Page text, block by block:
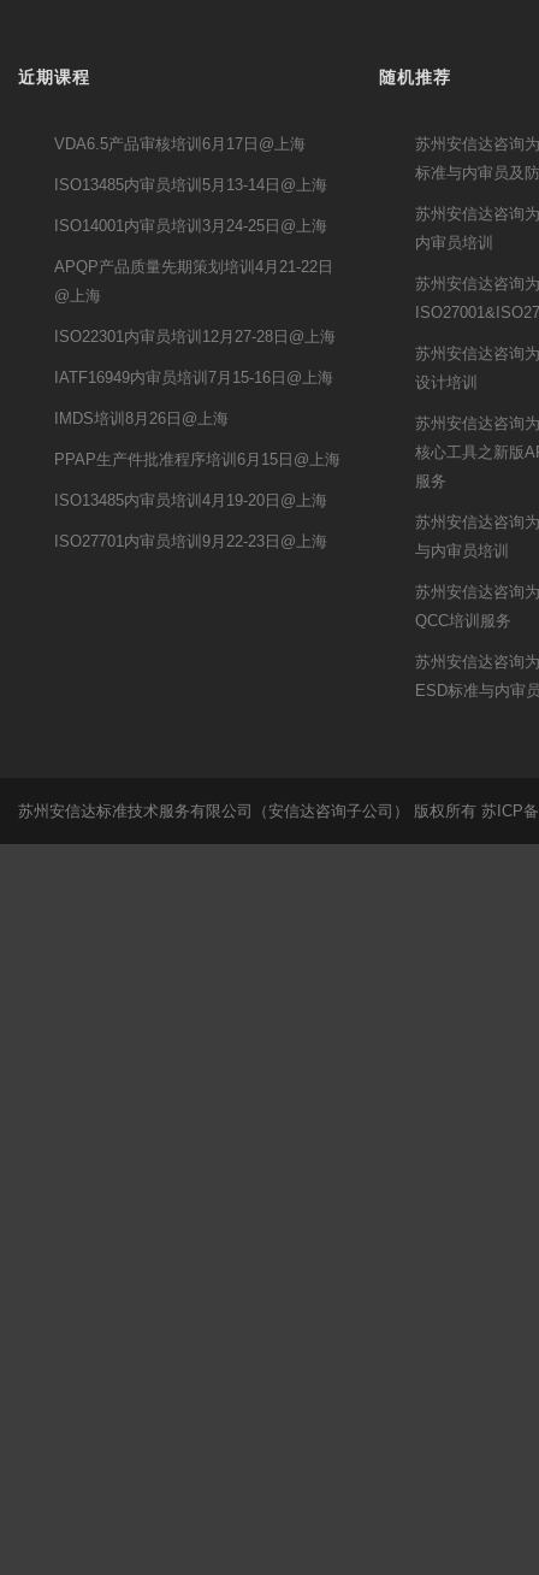
近期课程
VDA6.5产品审核培训6月17日@上海
ISO13485内审员培训5月13-14日@上海
ISO14001内审员培训3月24-25日@上海
APQP产品质量先期策划培训4月21-22日
@上海
ISO22301内审员培训12月27-28日@上海
IATF16949内审员培训7月15-16日@上海
IMDS培训8月26日@上海
PPAP生产件批准程序培训6月15日@上海
ISO13485内审员培训4月19-20日@上海
ISO27701内审员培训9月22-23日@上海
随机推荐
苏州安信达咨询
标准与内审员及
苏州安信达咨询
内审员培训
苏州安信达咨询
苏州安信达咨询
设计培训
苏州安信达咨询
核心工具之新版
服务
苏州安信达咨询
与内审员培训
苏州安信达咨询
QCC培训服务
苏州安信达咨询
ESD标准与内审
苏州安信达标准技术服务有限公司（安信达咨询子公司） 版权所有 苏ICP